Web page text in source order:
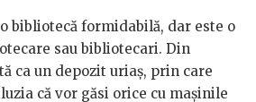
bibliotecă formidabilă, dar este o
sau bibliotecari. Din
ca un depozit uriaș, prin care
că vor găsi orice cu mașinile